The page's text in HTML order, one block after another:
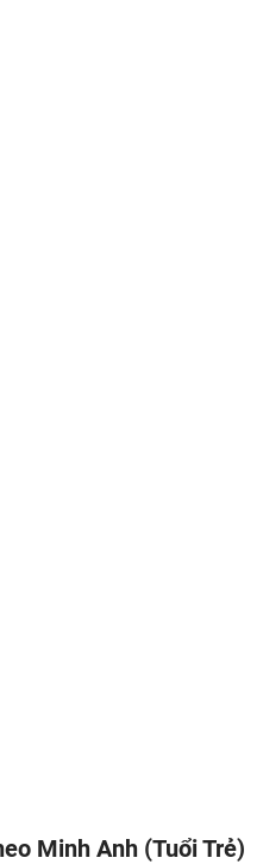
Minh Anh (Tuổi Trẻ)